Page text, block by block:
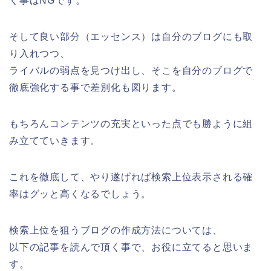
そして良い部分（エッセンス）は自分のブログにも取
り入れつつ、
ライバルの弱点を見つけ出し、そこを自分のブログで
徹底強化する事で差別化も図ります。
もちろんコンテンツの充実といった点でも勝ように組
み立てていきます。
これを徹底して、やり遂げれば検索上位表示される確
率はグッと高くなるでしょう。
検索上位を狙うブログの作成方法については、
以下の記事を読んで頂く事で、お役に立てると思いま
す。